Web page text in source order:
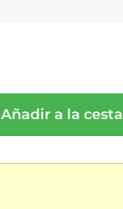
Añadir a la cesta